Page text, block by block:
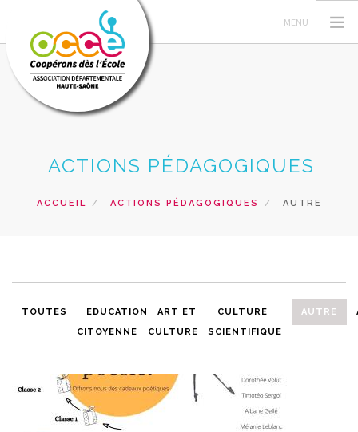
L'OCCE 70
CONTACT
ACTIONS PÉDAGOGIQUES
ACCUEIL ACTIONS PÉDAGOGIQUES AUTRE
TOUTES
EDUCATION
CITOYENNE
ART ET
CULTURE
CULTURE
SCIENTIFIQUE
AUTRE